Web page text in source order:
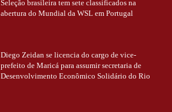
Seleção brasileira tem sete classificados na
abertura do Mundial da WSL em Portugal
Diego Zeidan se licencia do cargo de vice-
prefeito de Maricá para assumir secretaria de
Desenvolvimento Econômico Solidário do Rio